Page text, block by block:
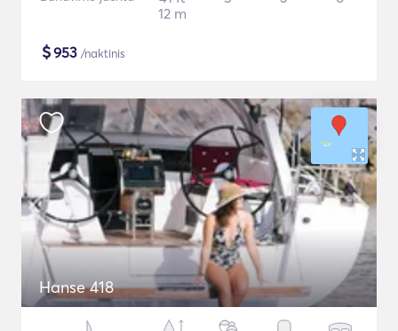
12 m
$953 /naktinis
Hanse 418